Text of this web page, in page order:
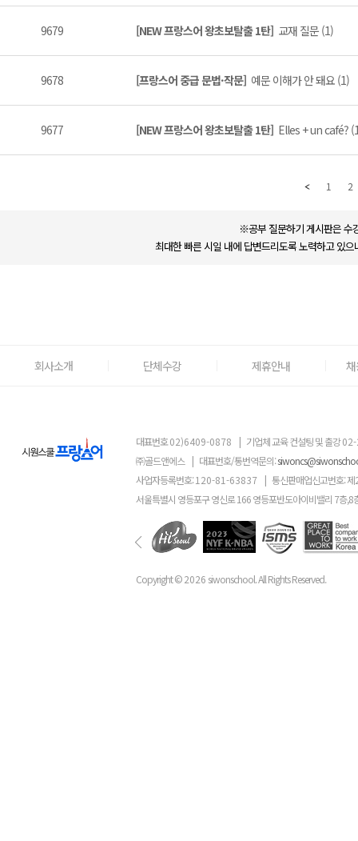
9679 [NEW 프랑스어 왕초보탈출 1탄] 교재 질문 (1)
9678 [프랑스어 중급 문법·작문] 예문 이해가 안 돼요 (1)
9677 [NEW 프랑스어 왕초보탈출 1탄] Elles + un café?
1 2
※공부 질문하기 게시판은 수
최대한 빠른 시일 내에 답변드리도록 노력하고 있
회사소개 단체수강 제휴안내
대표번호02)6409-0878 | 기업체 교육 컨설팅 및 출강
㈜골드앤에스 | 대표번호/통번역문의:
사업자등록번호:120-81-63837 | 통신판매업신고번호: 제
서울특별시 영등포구 영신로 166 영등포반도아이비밸리 7층,8
Copyright ©2026 siwonschool. All Rights Reserved.